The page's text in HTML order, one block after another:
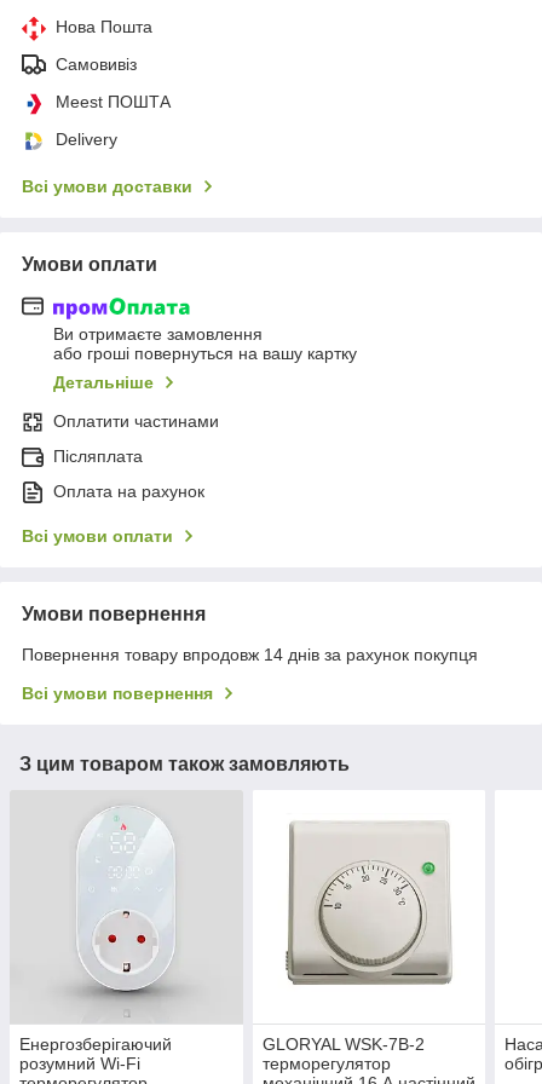
Нова Пошта
Самовивіз
Meest ПОШТА
Delivery
Всі умови доставки
Умови оплати
Ви отримаєте замовлення
або гроші повернуться на вашу картку
Детальніше
Оплатити частинами
Післяплата
Оплата на рахунок
Всі умови оплати
Умови повернення
Повернення товару впродовж 14 днів за рахунок покупця
Всі умови повернення
З цим товаром також замовляють
Енергозберігаючий
розумний Wi-Fi
GLORYAL WSK-7B-2
терморегулятор